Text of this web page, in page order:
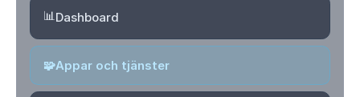
📊Dashboard
🧩Appar och tjänster